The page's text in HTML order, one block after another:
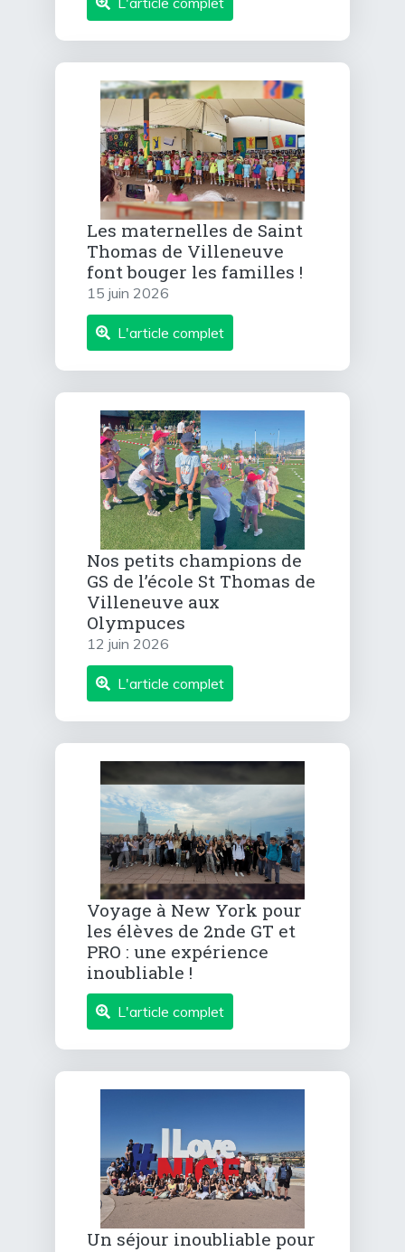
Les maternelles de Saint
Thomas de Villeneuve
font bouger les familles !
15 juin 2026
L'article complet
Nos petits champions de
GS de l’école St Thomas de
Villeneuve aux
Olympuces
12 juin 2026
L'article complet
Voyage à New York pour
les élèves de 2nde GT et
PRO : une expérience
inoubliable !
L'article complet
Un séjour inoubliable pour